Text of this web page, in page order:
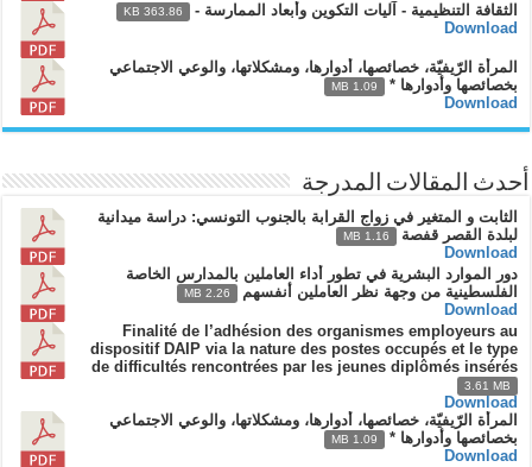
الثقافة التنظيمية - آليات التكوين وأبعاد الممارسة -
363.86 KB
Download
المرأة الرّيفيّة، خصائصها، أدوارها، ومشكلاتها، والوعي الاجتماعي
بخصائصها وأدوارها *
1.09 MB
Download
أحدث المقالات المدرجة
الثابت و المتغير في زواج القرابة بالجنوب التونسي: دراسة ميدانية
لبلدة القصر قفصة
1.16 MB
Download
دور الموارد البشرية في تطور أداء العاملين بالمدارس الخاصة
الفلسطينية من وجهة نظر العاملين أنفسهم
2.26 MB
Download
Finalité de l’adhésion des organismes employeurs au
dispositif DAIP via la nature des postes occupés et le type
de difficultés rencontrées par les jeunes diplômés insérés
3.61 MB
Download
المرأة الرّيفيّة، خصائصها، أدوارها، ومشكلاتها، والوعي الاجتماعي
بخصائصها وأدوارها *
1.09 MB
Download